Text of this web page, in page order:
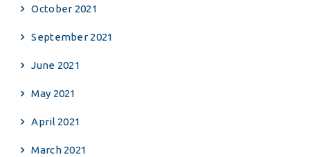
October 2021
September 2021
June 2021
May 2021
April 2021
March 2021